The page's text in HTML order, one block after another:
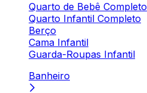
Quarto de Bebê Completo
Quarto Infantil Completo
Berço
Cama Infantil
Guarda-Roupas Infantil
Banheiro